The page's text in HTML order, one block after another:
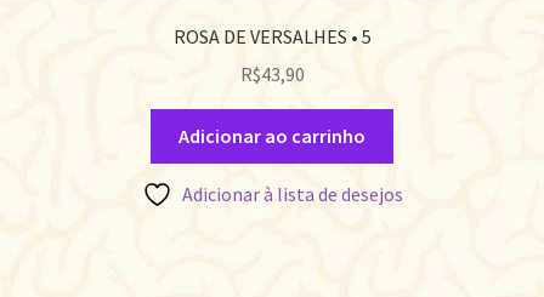
ROSA DE VERSALHES • 5
R$43,90
Adicionar ao carrinho
Adicionar à lista de desejos